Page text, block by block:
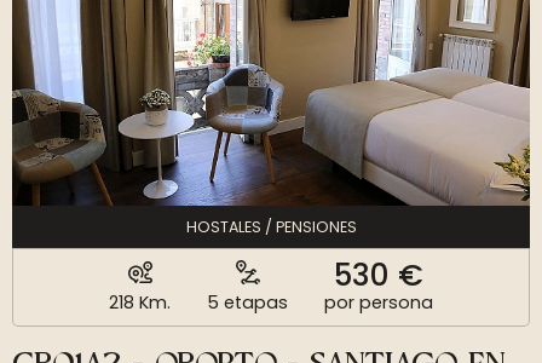
HOSTALES / PENSIONES
218 Km. 5 etapas
530 €
por persona